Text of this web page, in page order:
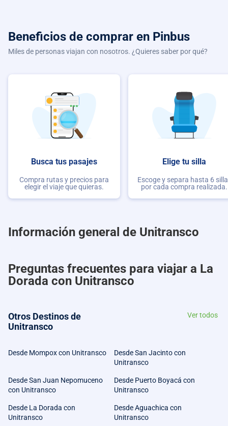
Beneficios de comprar en Pinbus
Miles de personas viajan con nosotros. ¿Quieres saber por qué?
Busca tus pasajes
Compra rutas y precios para
elegir el viaje que quieras.
Elige tu silla
Escoge y separa hasta 6
por cada compra realizada.
Información general de Unitransco
Preguntas frecuentes para viajar a La
Dorada con Unitransco
Otros Destinos de
Unitransco
Ver todos
Desde Mompox con Unitransco
Desde San Jacinto con
Unitransco
Desde San Juan Nepomuceno
con Unitransco
Desde Puerto Boyacá con
Unitransco
Desde La Dorada con
Unitransco
Desde Aguachica con
Unitransco